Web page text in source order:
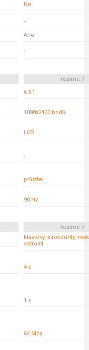
Ne
-
Ano
-
Realme 7
6.5 "
1080x2400 bodů
LCD
-
průstřel
90 Hz
Realme 7
klasický, širokoúhlý,
ostrosti
4 x
1 x
64 Mpx